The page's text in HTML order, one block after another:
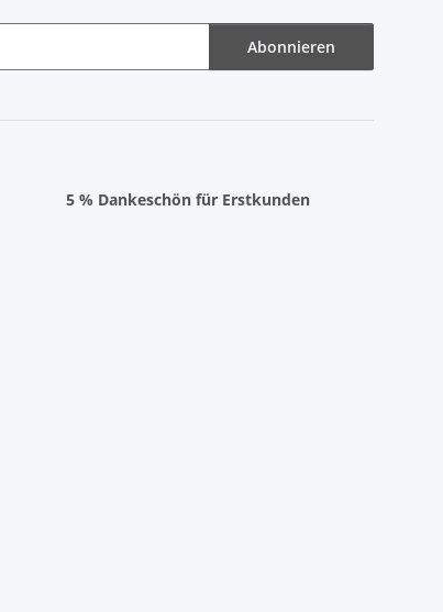
Abonnieren
5 % Dankeschön für Erstkunden